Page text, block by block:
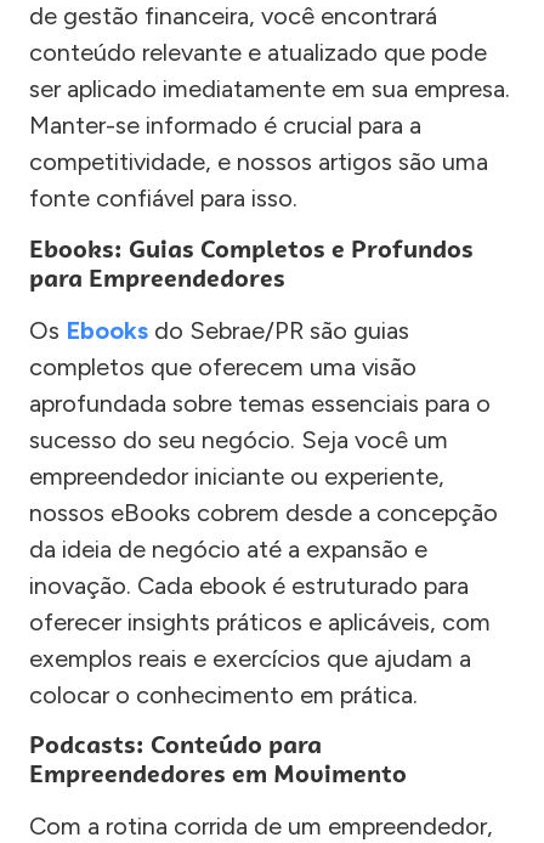
de gestão financeira, você encontrará
conteúdo relevante e atualizado que pode
ser aplicado imediatamente em sua empresa.
Manter-se informado é crucial para a
competitividade, e nossos artigos são uma
fonte confiável para isso.
Ebooks: Guias Completos e Profundos
para Empreendedores
Os Ebooks do Sebrae/PR são guias
completos que oferecem uma visão
aprofundada sobre temas essenciais para o
sucesso do seu negócio. Seja você um
empreendedor iniciante ou experiente,
nossos eBooks cobrem desde a concepção
da ideia de negócio até a expansão e
inovação. Cada ebook é estruturado para
oferecer insights práticos e aplicáveis, com
exemplos reais e exercícios que ajudam a
colocar o conhecimento em prática.
Podcasts: Conteúdo para
Empreendedores em Movimento
Com a rotina corrida de um empreendedor,